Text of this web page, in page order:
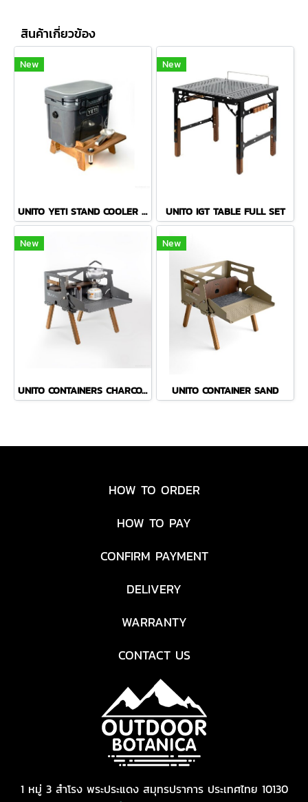
สินค้าเกี่ยวข้อง
New
UNITO YETI STAND COOLER ( with a built-in slot for Goal Zero )
New
UNITO IGT TABLE FULL SET
New
UNITO CONTAINERS CHARCOAL
New
UNITO CONTAINER SAND
HOW TO ORDER
HOW TO PAY
CONFIRM PAYMENT
DELIVERY
WARRANTY
CONTACT US
1 หมู่ 3 สำโรง พระประแดง สมุทรปราการ ประเทศไทย 10130